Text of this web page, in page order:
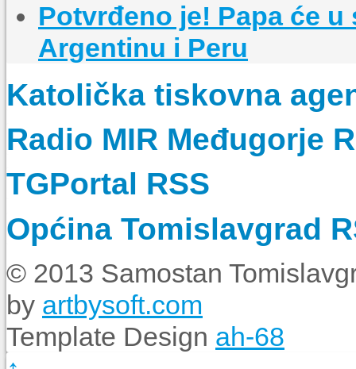
Potvrđeno je! Papa će
Argentinu i Peru
Katolička tiskovna
Radio MIR Međugorje
TGPortal RSS
Općina Tomislavgrad
© 2013 Samostan
by artbysoft.com
Template Design ah-68